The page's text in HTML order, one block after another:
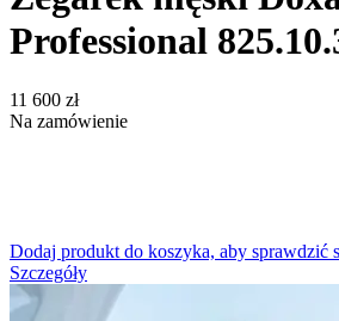
Professional
‍11 600‍ zł
Na zamówienie
Dodaj produkt do koszyka, aby sprawdzić
Szczegóły